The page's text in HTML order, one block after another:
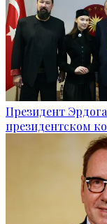
Президент
президентском